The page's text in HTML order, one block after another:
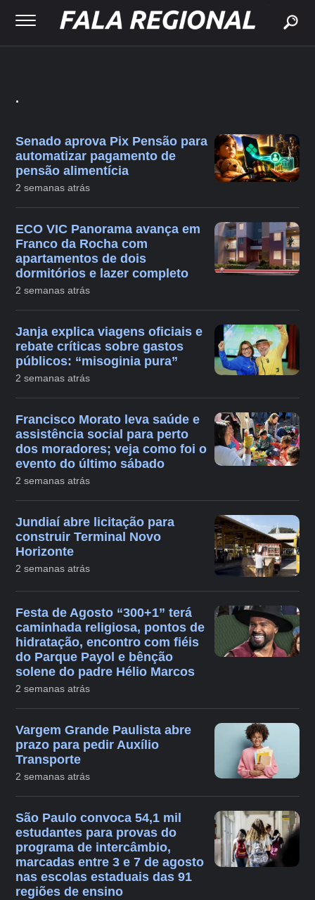
.
Senado aprova Pix Pensão para
automatizar pagamento de
pensão alimentícia
2 semanas atrás
ECO VIC Panorama avança em
Franco da Rocha com
apartamentos de dois
dormitórios e lazer completo
2 semanas atrás
Janja explica viagens oficiais e
rebate críticas sobre gastos
públicos: “misoginia pura”
2 semanas atrás
Francisco Morato leva saúde e
assistência social para perto
dos moradores; veja como foi o
evento do último sábado
2 semanas atrás
Jundiaí abre licitação para
construir Terminal Novo
Horizonte
2 semanas atrás
Festa de Agosto “300+1” terá
caminhada religiosa, pontos de
hidratação, encontro com fiéis
do Parque Payol e bênção
solene do padre Hélio Marcos
2 semanas atrás
Vargem Grande Paulista abre
prazo para pedir Auxílio
Transporte
2 semanas atrás
São Paulo convoca 54,1 mil
estudantes para provas do
programa de intercâmbio,
marcadas entre 3 e 7 de agosto
nas escolas estaduais das 91
regiões de ensino